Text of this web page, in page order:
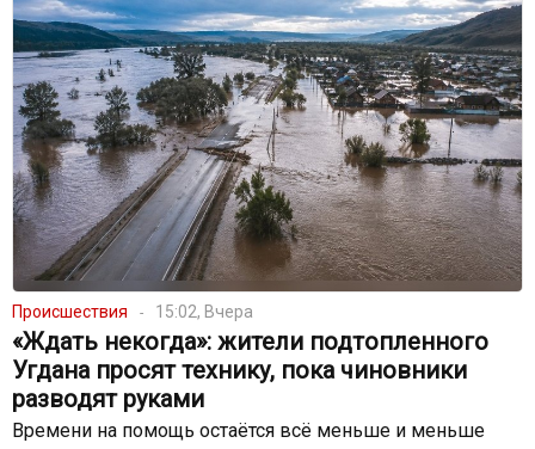
Происшествия 15:02, Вчера
«Ждать некогда»: жители подтопленного
Угдана просят технику, пока чиновники
разводят руками
Времени на помощь остаётся всё меньше и меньше